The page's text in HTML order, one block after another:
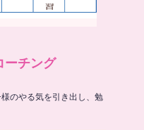
チング
のやる気を引き出し、勉